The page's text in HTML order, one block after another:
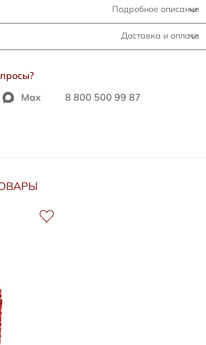
Подробное описание
Доставка и оплата
Max 8 800 500 99 87